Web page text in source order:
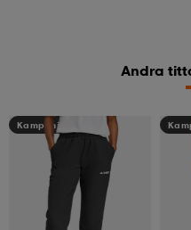
Andra
Kampanj -25%